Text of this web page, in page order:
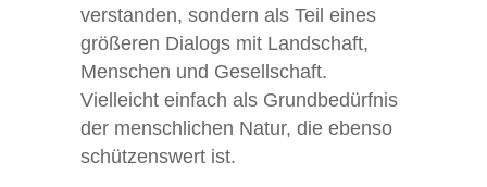
verstanden, sondern als Teil eines
größeren Dialogs mit Landschaft,
Menschen und Gesellschaft.
Vielleicht einfach als Grundbedürfnis
der menschlichen Natur, die ebenso
schützenswert ist.